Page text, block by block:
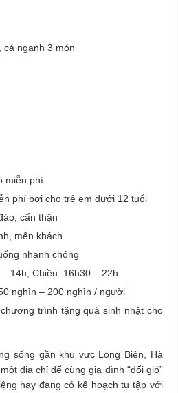
cá ngạnh 3 món
miễn phí
phí bơi cho trẻ em dưới 12 tuổi
cẩn thận
mến khách
nhanh chóng
14h, Chiều: 16h30 – 22h
nghìn – 200 nghìn / người
trình tặng quà sinh nhật cho
sống gần khu vực Long Biên, Hà
địa chỉ để cùng gia đình “đổi gió”
hay đang có kế hoạch tụ tập với